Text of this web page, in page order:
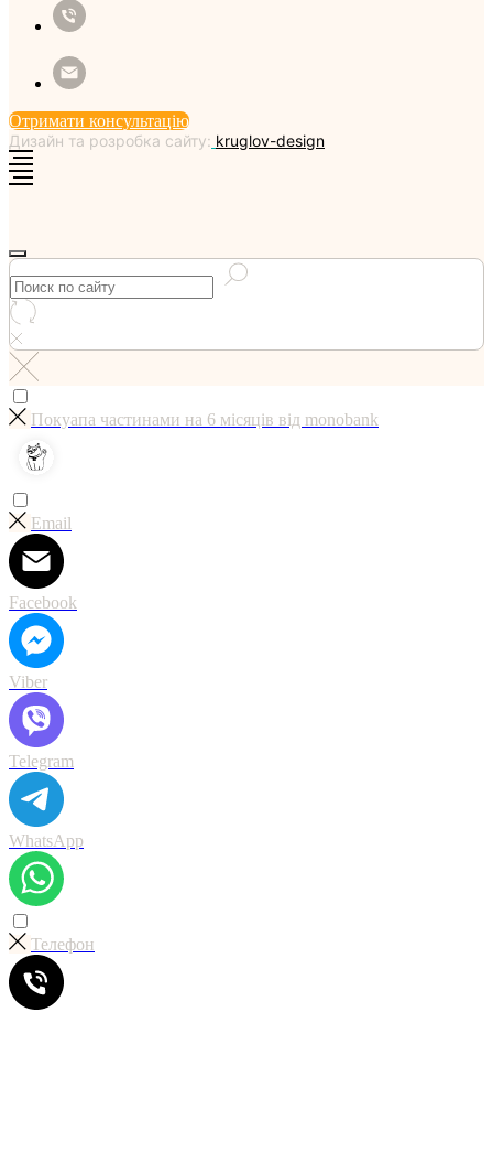
Отримати консультацію
Дизайн та розробка сайту: kruglov-design
Покуапа частинами на 6 мicяцiв вiд monobank
Email
Facebook
Viber
Telegram
WhatsApp
Телефон